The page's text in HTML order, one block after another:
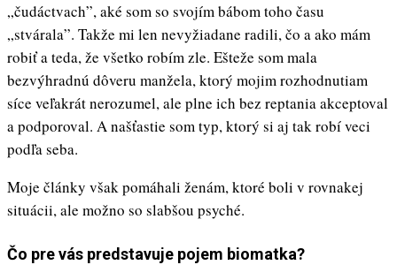
„čudáctvach”, aké som so svojím bábom toho času
„stvárala”. Takže mi len nevyžiadane radili, čo a ako mám
robiť a teda, že všetko robím zle. Ešteže som mala
bezvýhradnú dôveru manžela, ktorý mojim rozhodnutiam
síce veľakrát nerozumel, ale plne ich bez reptania akceptoval
a podporoval. A našťastie som typ, ktorý si aj tak robí veci
podľa seba.
Moje články však pomáhali ženám, ktoré boli v rovnakej
situácii, ale možno so slabšou psyché.
Čo pre vás predstavuje pojem biomatka?